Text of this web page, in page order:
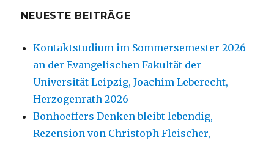
NEUESTE BEITRÄGE
Kontaktstudium im Sommersemester 2026
an der Evangelischen Fakultät der
Universität Leipzig, Joachim Leberecht,
Herzogenrath 2026
Bonhoeffers Denken bleibt lebendig,
Rezension von Christoph Fleischer,